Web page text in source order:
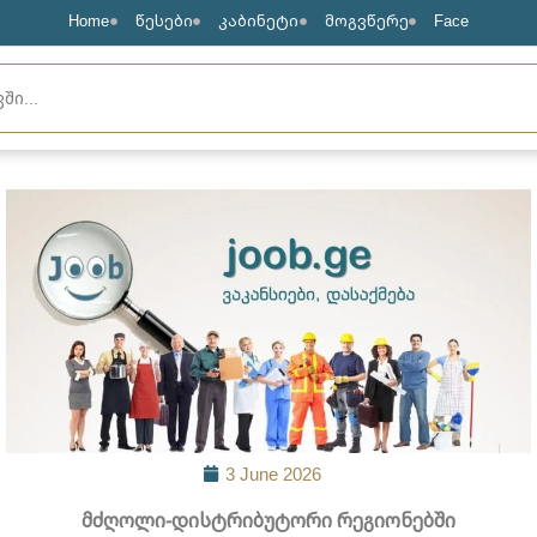
Home წესები კაბინეტი მოგვწერე Face
3 June 2026
მძღოლი-დისტრიბუტორი რეგიონებში